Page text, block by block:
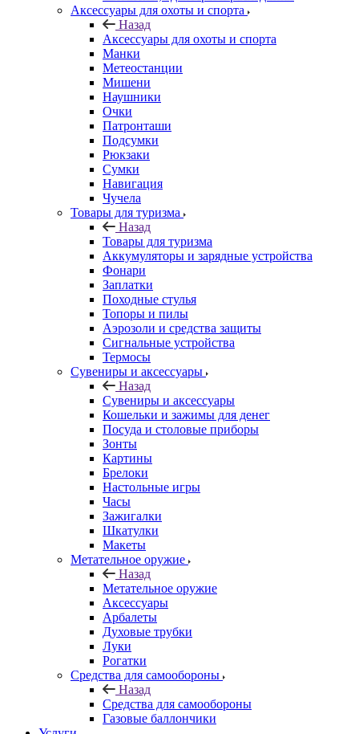
Аксессуары для охоты и спорта
Назад
Аксессуары для охоты и спорта
Манки
Метеостанции
Мишени
Наушники
Очки
Патронташи
Подсумки
Рюкзаки
Сумки
Навигация
Чучела
Товары для туризма
Назад
Товары для туризма
Аккумуляторы и зарядные устройства
Фонари
Заплатки
Походные стулья
Топоры и пилы
Аэрозоли и средства защиты
Сигнальные устройства
Термосы
Сувениры и аксессуары
Назад
Сувениры и аксессуары
Кошельки и зажимы для денег
Посуда и столовые приборы
Зонты
Картины
Брелоки
Настольные игры
Часы
Зажигалки
Шкатулки
Макеты
Метательное оружие
Назад
Метательное оружие
Аксессуары
Арбалеты
Духовые трубки
Луки
Рогатки
Средства для самообороны
Назад
Средства для самообороны
Газовые баллончики